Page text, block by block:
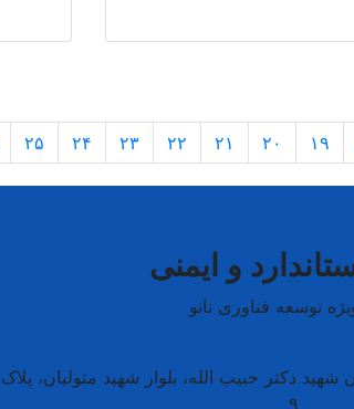
۱۹ ۲۰ ۲۱ ۲۲ ۲۳ ۲۴ ۲۵
و ایمنی
توسعه فناوری نانو
شهید دکتر حبیب الله، بلوار شهید متولیان، پلاک
۹